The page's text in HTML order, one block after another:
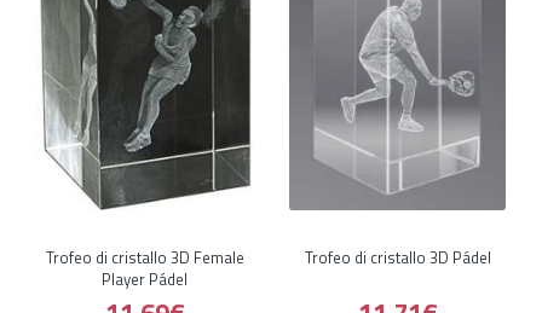
Trofeo di cristallo 3D Female
Player Pádel
Trofeo di cristallo 3D Pádel